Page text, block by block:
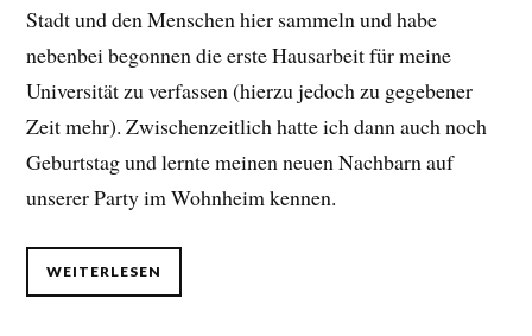
Stadt und den Menschen hier sammeln und habe
nebenbei begonnen die erste Hausarbeit für meine
Universität zu verfassen (hierzu jedoch zu gegebener
Zeit mehr). Zwischenzeitlich hatte ich dann auch noch
Geburtstag und lernte meinen neuen Nachbarn auf
unserer Party im Wohnheim kennen.
WEITERLESEN